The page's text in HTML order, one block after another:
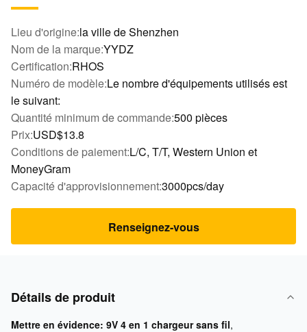
Lieu d'origine:la ville de Shenzhen
Nom de la marque:YYDZ
Certification:RHOS
Numéro de modèle:Le nombre d'équipements utilisés est
le suivant:
Quantité minimum de commande:500 pièces
Prix:USD$13.8
Conditions de paiement:L/C, T/T, Western Union et
MoneyGram
Capacité d'approvisionnement:3000pcs/day
Renseignez-vous
Détails de produit
Mettre en évidence: 9V 4 en 1 chargeur sans fil,